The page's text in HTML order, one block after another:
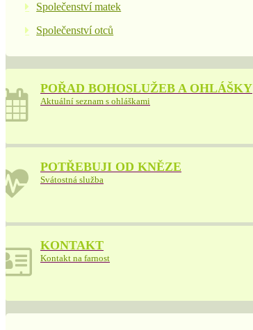
Společenství matek
Společenství otců
POŘAD BOHOSLUŽEB A OHLÁŠKY
Aktuální seznam s ohláškami
POTŘEBUJI OD KNĚZE
Svátostná služba
KONTAKT
Kontakt na farnost